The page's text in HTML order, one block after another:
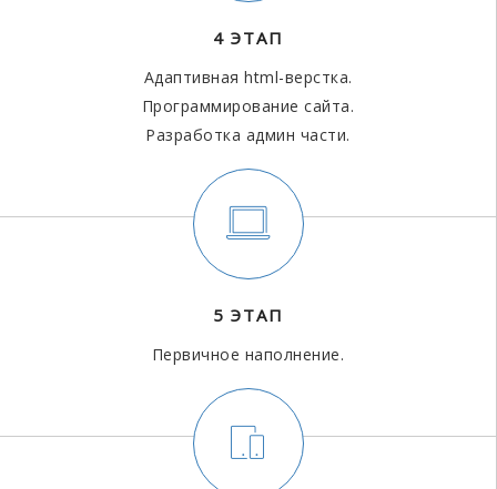
4 ЭТАП
Адаптивная html-верстка.
Программирование сайта.
Разработка админ части.
5 ЭТАП
Первичное наполнение.